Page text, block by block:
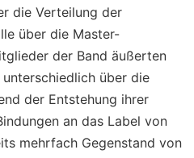
die Verteilung der
über die Master-
der Band äußerten
über die
der Entstehung ihrer
an das Label von
mehrfach Gegenstand von